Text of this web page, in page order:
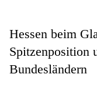
Beratung &
Hessen beim
Spitzenposition
Bundesländern